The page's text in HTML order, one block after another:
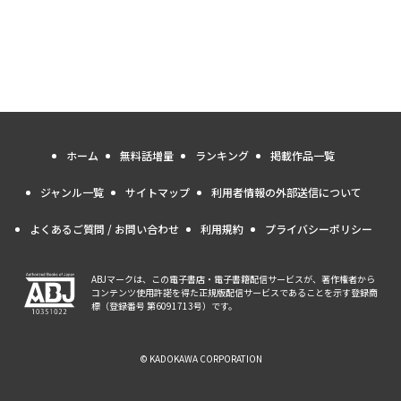
ホーム 無料話増量 ランキング 掲載作品一覧
ジャンル一覧 サイトマップ 利用者情報の外部送信について
よくあるご質問 / お問い合わせ 利用規約 プライバシーポリシー
ABJマークは、この電子書店・電子書籍配信サービスが、著作権者から
コンテンツ使用許諾を得た正規版配信サービスであることを示す登録商
標（登録番号 第6091713号）です。
© KADOKAWA CORPORATION